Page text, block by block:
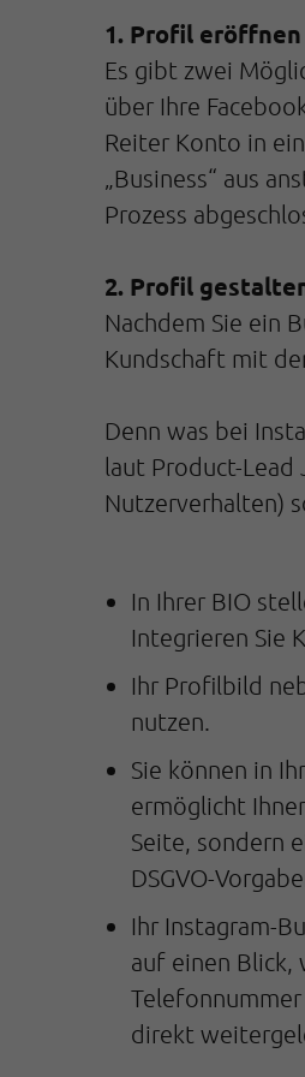
1. Profil eröffnen
Es gibt zwei
über Ihre
Reiter Konto in
„Business“ aus
Prozess
2. Profil
Nachdem Sie ein
Kundschaft mit
Denn was bei
laut Product-Lead
Nutzerverhalten)
In Ihrer BIO
Integrieren Sie
Ihr Profilbild
nutzen.
Sie können in
ermöglicht
Seite, sondern
DSGVO-
Ihr Instagram-
auf einen Blick,
direkt